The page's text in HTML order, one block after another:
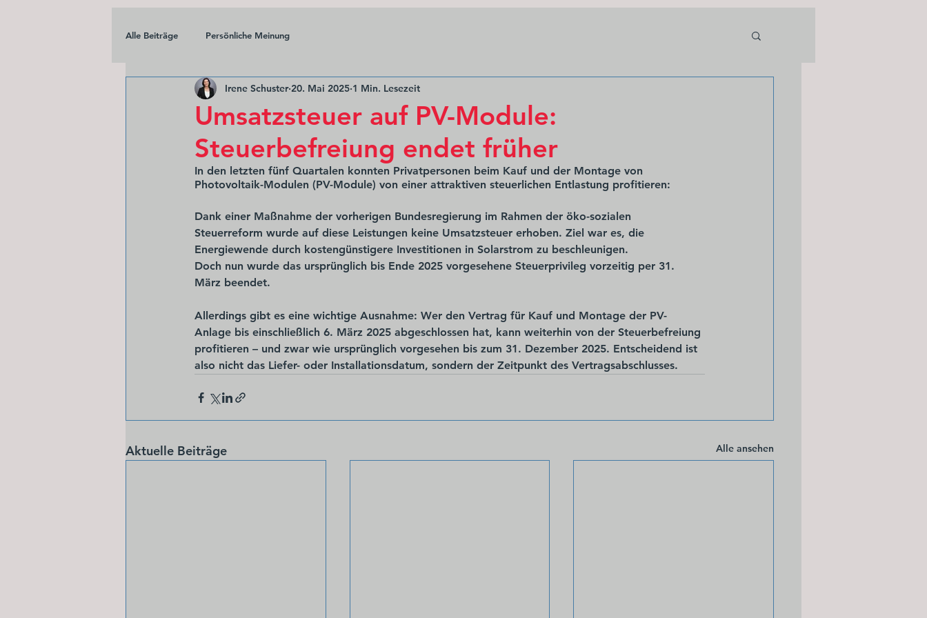
Alle Beiträge Persönliche Meinung
Umsatzsteuer auf PV-Module:
Steuerbefreiung endet früher
Irene Schuster 20. Mai 2025 1 Min. Lesezeit
In den letzten fünf Quartalen konnten Privatpersonen beim Kauf und der Montage von
Photovoltaik-Modulen (PV-Module) von einer attraktiven steuerlichen Entlastung profitieren:
Dank einer Maßnahme der vorherigen Bundesregierung im Rahmen der öko-sozialen
Steuerreform wurde auf diese Leistungen keine Umsatzsteuer erhoben. Ziel war es, die
Energiewende durch kostengünstigere Investitionen in Solarstrom zu beschleunigen.
Doch nun wurde das ursprünglich bis Ende 2025 vorgesehene Steuerprivileg vorzeitig per 31.
März beendet.
Allerdings gibt es eine wichtige Ausnahme: Wer den Vertrag für Kauf und Montage der PV-
Anlage bis einschließlich 6. März 2025 abgeschlossen hat, kann weiterhin von der Steuerbefreiung
profitieren – und zwar wie ursprünglich vorgesehen bis zum 31. Dezember 2025. Entscheidend ist
also nicht das Liefer- oder Installationsdatum, sondern der Zeitpunkt des Vertragsabschlusses.
Aktuelle Beiträge Alle ansehen